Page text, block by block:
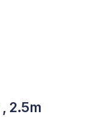
2.5m